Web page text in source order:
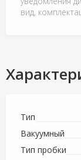
вид,
Тип
Вакуумный
Тип пробки